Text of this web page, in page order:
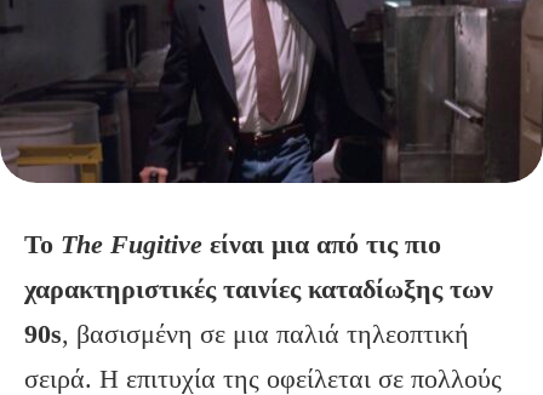
Το The Fugitive είναι μια από τις πιο
χαρακτηριστικές ταινίες καταδίωξης των
90s, βασισμένη σε μια παλιά τηλεοπτική
σειρά. Η επιτυχία της οφείλεται σε πολλούς